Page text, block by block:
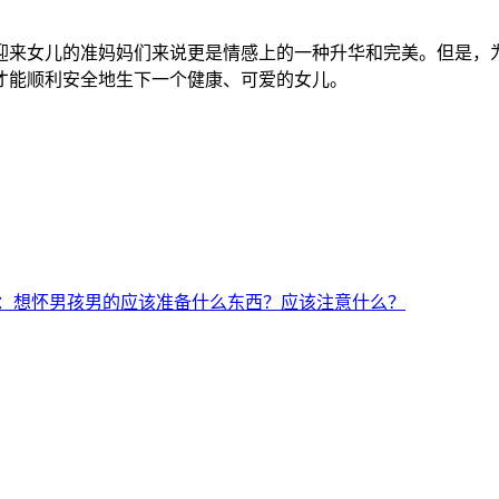
儿的准妈妈们来说更是情感上的一种升华和完美。但是，
顺利安全地生下一个健康、可爱的女儿。
想怀男孩男的应该准备什么东西？应该注意什么？